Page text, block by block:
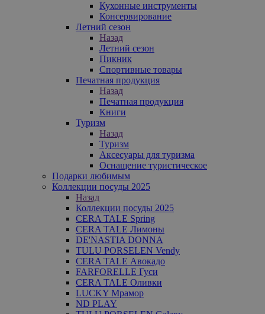
Кухонные инструменты
Консервирование
Летний сезон
Назад
Летний сезон
Пикник
Спортивные товары
Печатная продукция
Назад
Печатная продукция
Книги
Туризм
Назад
Туризм
Аксесуары для туризма
Оснащение туристическое
Подарки любимым
Коллекции посуды 2025
Назад
Коллекции посуды 2025
CERA TALE Spring
CERA TALE Лимоны
DE'NASTIA DONNA
TULU PORSELEN Vendy
CERA TALE Авокадо
FARFORELLE Гуси
CERA TALE Оливки
LUCKY Мрамор
ND PLAY